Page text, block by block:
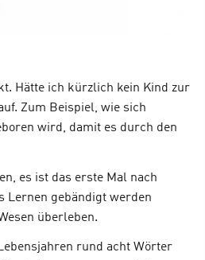
Hätte ich kürzlich kein Kind zur
Zum Beispiel, wie sich
wird, damit es durch den
es ist das erste Mal nach
Lernen gebändigt werden
überleben.
rund acht Wörter